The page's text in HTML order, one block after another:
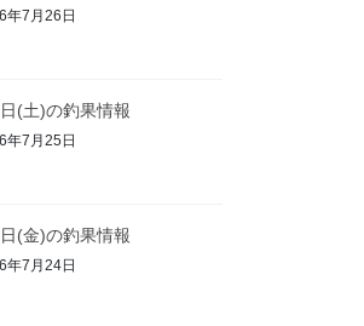
年7月26日
(土)の釣果情報
年7月25日
(金)の釣果情報
年7月24日